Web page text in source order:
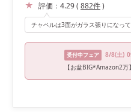
評価： 4.29( 882件)
受付中フェア 8/8(土)